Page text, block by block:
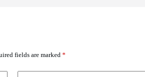
fields are marked *